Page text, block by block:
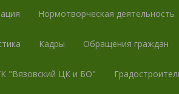
Нормотворческая деятельность
Кадры Обращения граждан
"Вязовский ЦК и БО"